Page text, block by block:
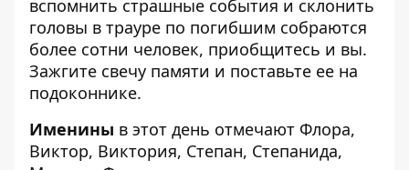
вспомнить страшные события и склонить
головы в трауре по погибшим собраются
более сотни человек, приобщитесь и вы.
Зажгите свечу памяти и поставьте ее на
подоконнике.
Именины в этот день отмечают Флора,
Виктор, Виктория, Степан, Степанида,